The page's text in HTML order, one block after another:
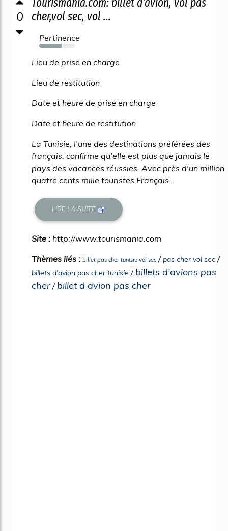
0
cher,vol sec, vol ...
Pertinence
63%
Lieu de prise en charge
Lieu de restitution
Date et heure de prise en charge
Date et heure de restitution
La Tunisie, l'une des destinations préférées des
français, confirme qu'elle est plus que jamais le
pays des vacances réussies. Avec près d'un million
quatre cents mille touristes Français...
LIRE LA SUITE
Site : http://www.tourismania.com
Thèmes liés : billet pas cher tunisie vol sec/pas cher vol sec /
billets d'avion pas cher tunisie / billets d'avions pas
cher / billet d avion pas cher